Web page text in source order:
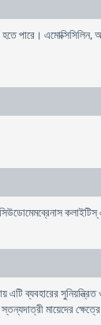
হতে পারে।
কলাইটিস্
ব্যবহারের
মায়েদের